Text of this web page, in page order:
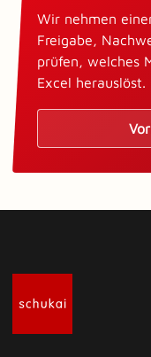
Wir nehmen
Freigabe,
prüfen, welches
Excel herauslöst.